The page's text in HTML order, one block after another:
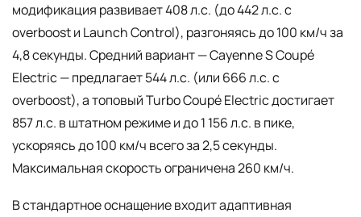
модификация развивает 408 л.с. (до 442 л.с. с
overboost и Launch Control), разгоняясь до 100 км/ч за
4,8 секунды. Средний вариант — Cayenne S Coupé
Electric — предлагает 544 л.с. (или 666 л.с. с
overboost), а топовый Turbo Coupé Electric достигает
857 л.с. в штатном режиме и до 1 156 л.с. в пике,
ускоряясь до 100 км/ч всего за 2,5 секунды.
Максимальная скорость ограничена 260 км/ч.
В стандартное оснащение входит адаптивная